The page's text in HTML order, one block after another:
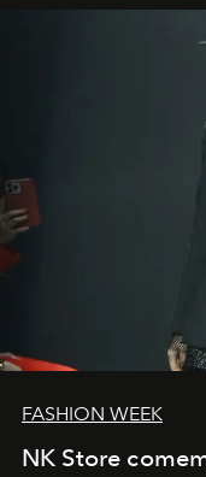
por propósitos,
FASHION WEEK
NK Store